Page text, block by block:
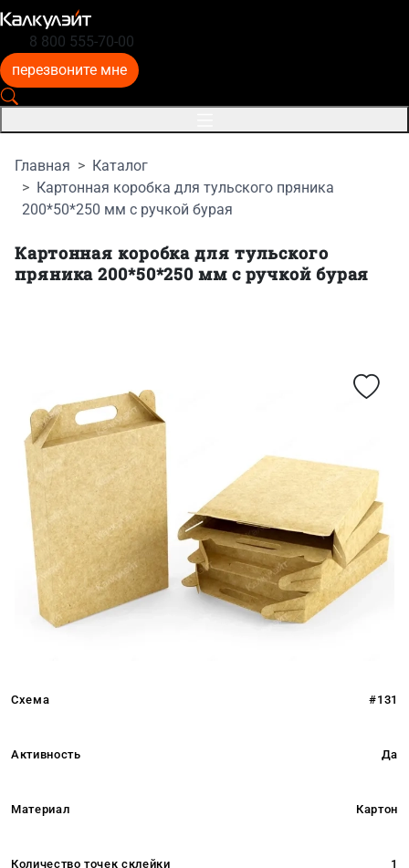
8 800 555-70-00
перезвоните мне
Главная
Каталог
Картонная коробка для тульского пряника
200*50*250 мм с ручкой бурая
Картонная коробка для тульского
пряника 200*50*250 мм с ручкой бурая
Схема #131
Активность Да
Материал Картон
Количество точек склейки 1